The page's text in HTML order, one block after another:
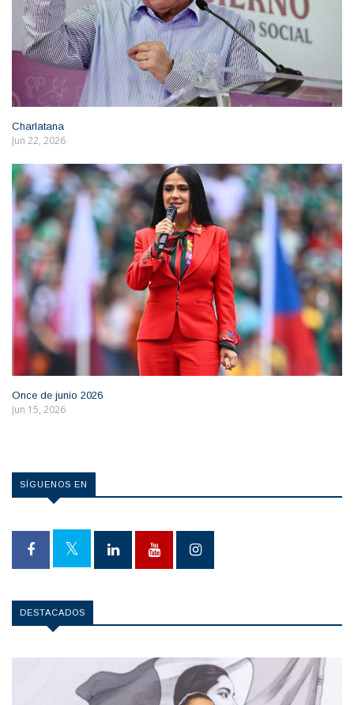
Charlatana
Jun 22, 2026
Once de junio 2026
Jun 15, 2026
SÍGUENOS EN
DESTACADOS